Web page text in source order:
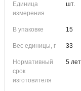
Единица
измерения
шт.
В упаковке 15
Вес единицы, г 33
Нормативный
срок
изготовителя
5 лет